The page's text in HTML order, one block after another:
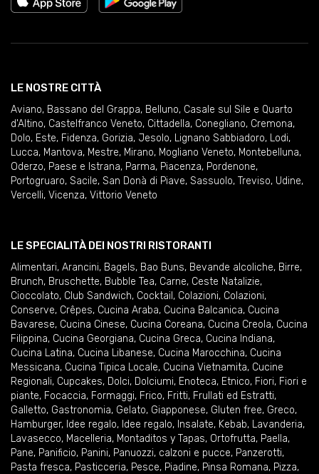
LE NOSTRE CITTÀ
Aviano, Bassano del Grappa, Belluno, Casale sul Sile e Quarto
d'Altino, Castelfranco Veneto, Cittadella, Conegliano, Cremona,
Dolo, Este, Fidenza, Gorizia, Jesolo, Lignano Sabbiadoro, Lodi,
Lucca, Mantova, Mestre, Mirano, Mogliano Veneto, Montebelluna,
Oderzo, Paese e Istrana, Parma, Piacenza, Pordenone,
Portogruaro, Sacile, San Donà di Piave, Sassuolo, Treviso, Udine,
Vercelli, Vicenza, Vittorio Veneto
LE SPECIALITÀ DEI NOSTRI RISTORANTI
Alimentari, Arancini, Bagels, Bao Buns, Bevande alcoliche, Birre,
Brunch, Bruschette, Bubble Tea, Carne, Ceste Natalizie,
Cioccolato, Club Sandwich, Cocktail , Colazioni, Colazioni,
Conserve, Crêpes, Cucina Araba, Cucina Balcanica, Cucina
Bavarese, Cucina Cinese, Cucina Coreana, Cucina Creola, Cucina
Filippina, Cucina Georgiana, Cucina Greca, Cucina Indiana,
Cucina Latina, Cucina Libanese, Cucina Marocchina, Cucina
Messicana, Cucina Tipica Locale, Cucina Vietnamita, Cucine
Regionali, Cupcakes, Dolci, Dolciumi, Enoteca, Etnico, Fiori, Fiori e
piante, Focaccia, Formaggi, Frico, Fritti, Frullati ed Estratti,
Galletto, Gastronomia, Gelato, Giapponese, Gluten free, Greco,
Hamburger, Idee regalo, Idee regalo, Insalate, Kebab, Lavanderia,
Lavasecco, Macelleria, Montaditos y Tapas, Ortofrutta, Paella,
Pane, Panificio, Panini, Panuozzi, calzoni e pucce, Panzerotti,
Pasta fresca, Pasticceria, Pesce, Piadine, Pinsa Romana, Pizza,